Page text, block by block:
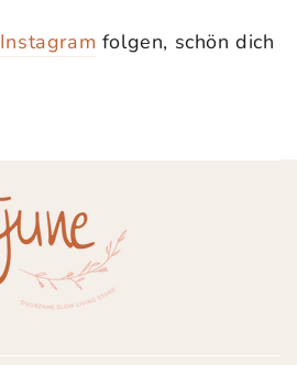
Instagram folgen, schön dich